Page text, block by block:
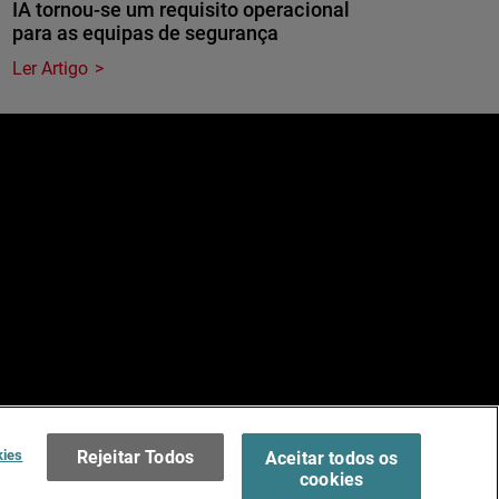
IA tornou-se um requisito operacional
para as equipas de segurança
Ler Artigo
Terms of Use >
Rejeitar Todos
Aceitar todos os
cookies